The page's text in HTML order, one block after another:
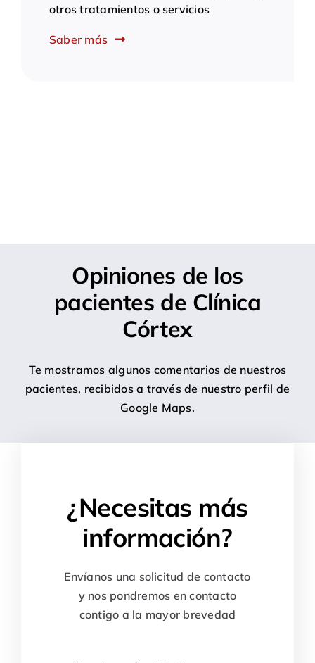
otros tratamientos o servicios
Saber más
Opiniones de los
pacientes de Clínica
Córtex
Te mostramos algunos comentarios de nuestros
pacientes, recibidos a través de nuestro perfil de
Google Maps.
¿Necesitas más
información?
Envíanos una solicitud de contacto
y nos pondremos en contacto
contigo a la mayor brevedad